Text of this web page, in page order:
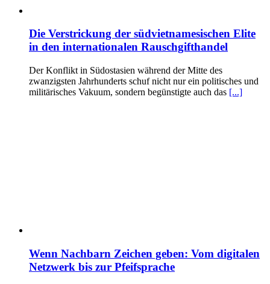
Die Verstrickung der südvietnamesischen Elite
in den internationalen Rauschgifthandel
Der Konflikt in Südostasien während der Mitte des
zwanzigsten Jahrhunderts schuf nicht nur ein politisches und
militärisches Vakuum, sondern begünstigte auch das [...]
Wenn Nachbarn Zeichen geben: Vom digitalen
Netzwerk bis zur Pfeifsprache